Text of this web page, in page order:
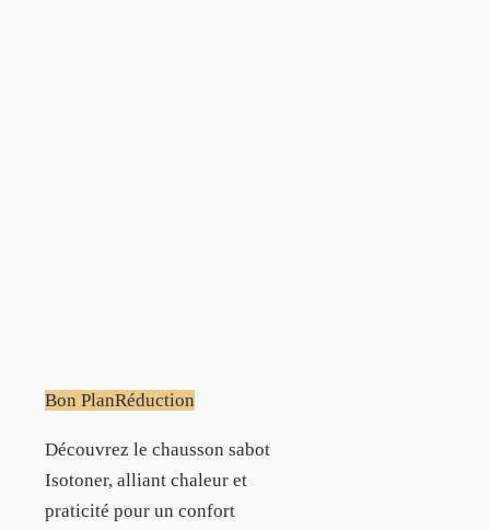
Bon PlanRéduction
Découvrez le chausson sabot
Isotoner, alliant chaleur et
praticité pour un confort